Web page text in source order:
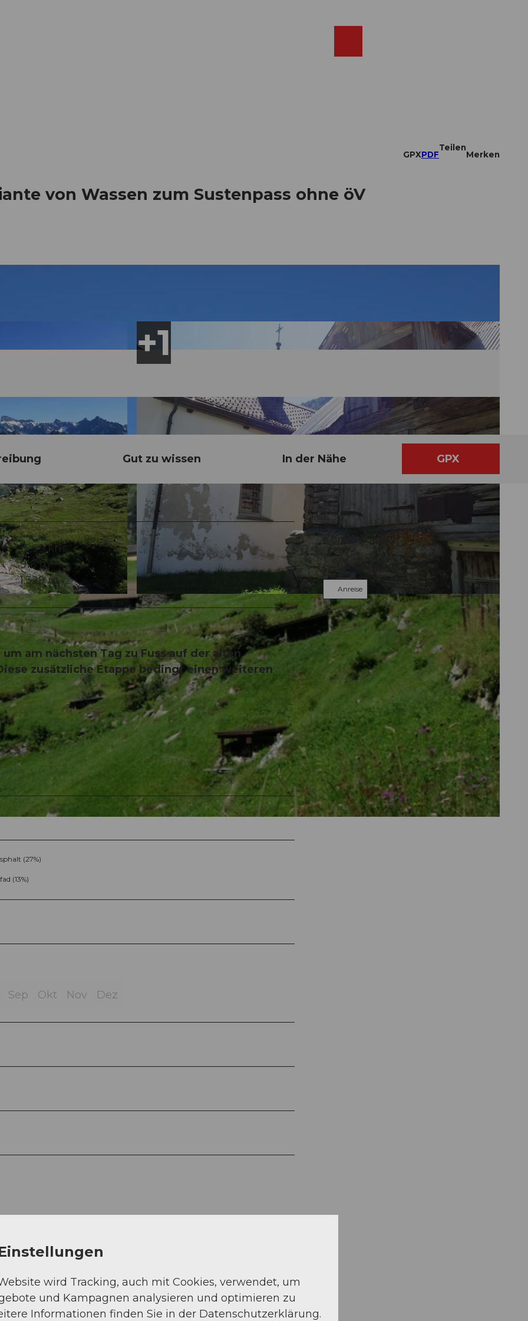
GPXPDF
Teilen
Merken
von Wassen zum Sustenpass ohne öV
© Sanna Laurén, Verein Urner Wanderwege |
Gut zu wissen In der Nähe GPX
15,99 km
916 m
1.329 m
am nächsten Tag zu Fuss auf der alten
zusätzliche Etappe bedingt einen weiteren
(27%)
(13%)
Sep Okt Nov Dez
Kontaktdaten
6484 Wassen
Anreise
wird Tracking, auch mit Cookies, verwendet, um
und Kampagnen analysieren und optimieren zu
Informationen finden Sie in der Datenschutzerklärung.